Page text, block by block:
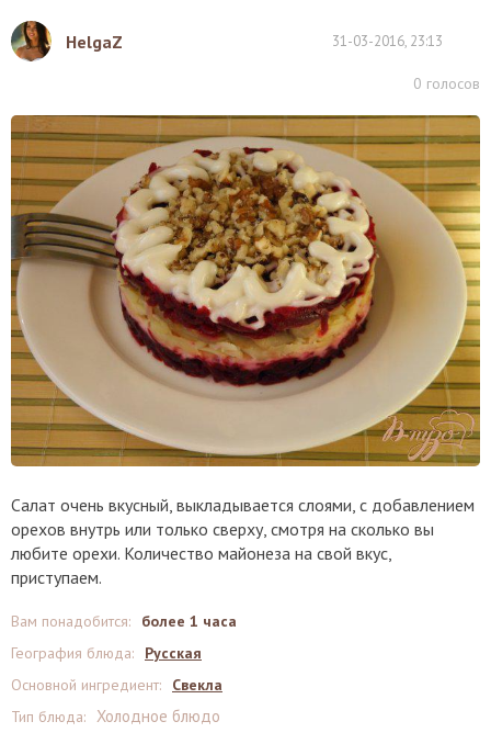
HelgaZ 31-03-2016, 23:13
0 голосов
Салат очень вкусный, выкладывается слоями, с добавлением
орехов внутрь или только сверху, смотря на сколько вы
любите орехи. Количество майонеза на свой вкус,
приступаем.
Вам понадобится:
более 1 часа
География блюда:
Русская
Основной ингредиент:
Свекла
Тип блюда: Холодное блюдо